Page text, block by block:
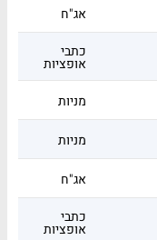
אג"ח
כתבי
אופציות
מניות
מניות
אג"ח
כתבי
אופציות